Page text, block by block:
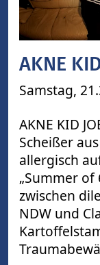
AKNE
Samstag,
AKNE KID
Scheißer
allergisch
„Summer of
zwischen
NDW und